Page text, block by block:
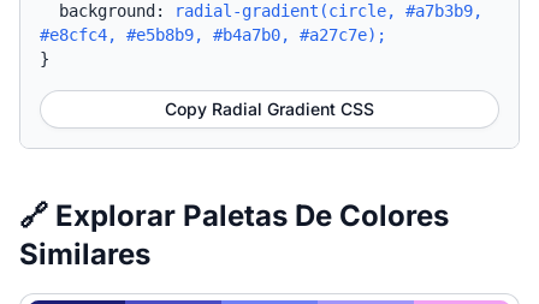
background:
radial-gradient(circle, #a7b3b9,
#e8cfc4, #e5b8b9, #b4a7b0, #a27c7e);
}
Copy Radial Gradient CSS
🔗 Explorar Paletas De Colores
Similares